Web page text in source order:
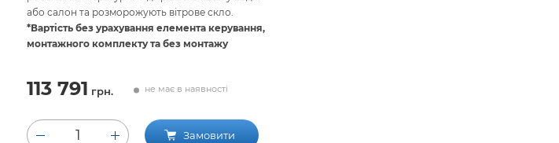
або салон та розморожують вітрове скло.
*Вартість без урахування елемента керування,
монтажного комплекту та без монтажу
113 791 грн. не має в наявності
1 Замовити